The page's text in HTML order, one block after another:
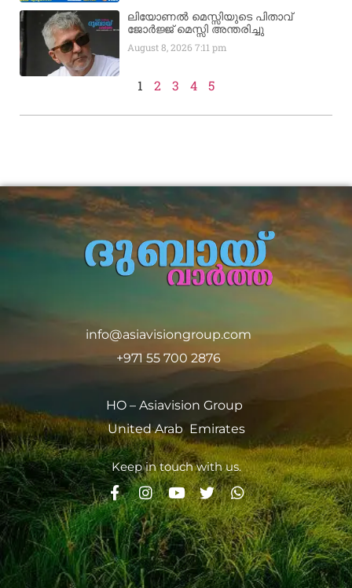
ലിയോണൽ മെസ്സിയുടെ പിതാവ്
ജോർജ്ജ് മെസ്സി അന്തരിച്ചു
August 8, 20267:11 pm
1 2 3 4 5
info@asiavisiongroup.com
+971 55 700 2876
HO – Asiavision Group
United Arab Emirates
Keep in touch with us.